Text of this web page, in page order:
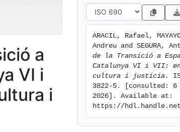
a
VI i
i
ARACIL, Rafael,
Andreu and SEGURA,
de la Transició a
Catalunya VI i VII:
cultura i justícia.
3822-5. [consulted:
2026]. Available at:
https://